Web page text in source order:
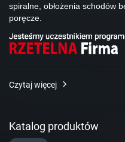
spiralne, obłożenia schodów
poręcze.
Czytaj więcej
Katalog produktów